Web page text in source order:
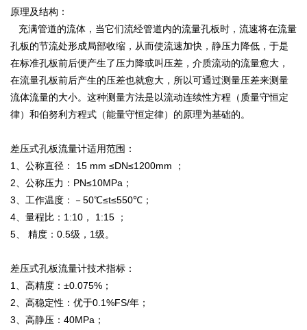
原理及结构：
充满管道的流体，当它们流经管道内的流量孔板时，流速将在流量
孔板的节流处形成局部收缩，从而使流速加快，静压力降低，于是
在标准孔板前后便产生了压力降或叫压差，介质流动的流量愈大，
在流量孔板前后产生的压差也就愈大，所以可通过测量压差来测量
流体流量的大小。这种测量方法是以流动连续性方程（质量守恒定
律）和伯努利方程式（能量守恒定律）的原理为基础的。
差压式孔板流量计适用范围：
1、公称直径： 15 mm ≤DN≤1200mm ；
2、公称压力：PN≤10MPa；
3、工作温度：－50℃≤t≤550℃；
4、量程比：1:10， 1:15 ；
5、 精度：0.5级，1级。
差压式孔板流量计技术指标：
1、高精度：±0.075%；
2、高稳定性：优于0.1%FS/年；
3、高静压：40MPa；